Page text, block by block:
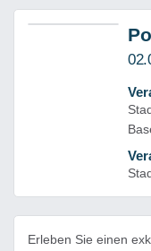
Erleben Sie einen